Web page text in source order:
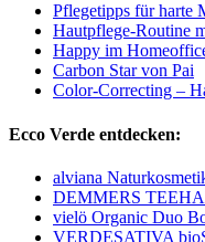
Pflegetipps für harte
Hautpflege-Routine
Happy im
Carbon Star von Pai
Color-Correcting –
Ecco Verde entdecken:
alviana
DEMMERS
vielö Organic Duo
VERDESATIVA